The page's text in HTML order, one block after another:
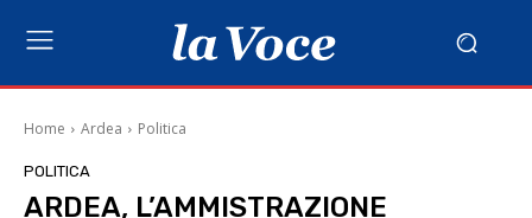
Home Ardea Politica
POLITICA
ARDEA, L’AMMISTRAZIONE